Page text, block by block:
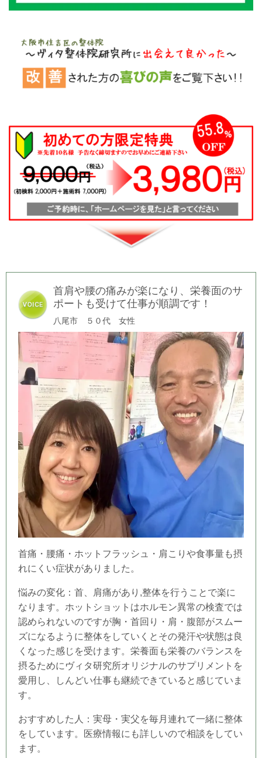
首肩や腰の痛みが楽になり、栄養面のサ
ポートも受けて仕事が順調です！
八尾市 ５０代 女性
首痛・腰痛・ホットフラッシュ・肩こりや食事量も摂
れにくい症状がありました。
悩みの変化：首、肩痛があり,整体を行うことで楽に
なります。ホットショットはホルモン異常の検査では
認められないのですが胸・ 首回り・肩・腹部がスムー
ズになるように整体をしていくとその発汗や状態は良
くなった感じを受けます。栄養面も栄養のバランスを
摂るためにヴィタ研究所オリジナルのサプリメントを
愛用し、しんどい仕事も継続できていると感じていま
す。
おすすめした人：実母・実父を毎月連れて一緒に整体
をしています。医療情報にも詳しいので相談をしてい
ます。